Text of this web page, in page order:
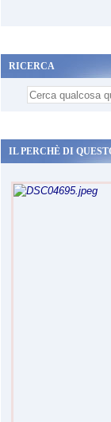
RICERCA
IL PERCHÈ DI